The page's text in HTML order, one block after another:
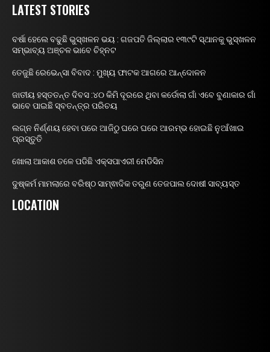
LATEST STORIES
ବର୍ଷା ହେଲେ ବଢୁଛି ଭୁସ୍ଖଳନ ଭୟ : ଗଜପତି ଜିଲ୍ଲାର ୧୩୯ଟି ସ୍ଥାନକୁ ଭୁସ୍ଖଳନ
ସମ୍ଭାବ୍ୟ ଅଞ୍ଚଳ ଭାବେ ଚିହ୍ନଟ
ତେଜୁଛି ରେଭେନ୍ସା ବିବାଦ : ମୁଖ୍ୟ ଫାଟକ ଆଗରେ ଆନ୍ଦୋଳନ
ଜାତୀୟ ହସ୍ତତନ୍ତ ଦିବସ :୪୦ କିମି ଦୂରରେ ଥିବା କର୍ଡୋଲା ଗାଁ ଏବେ ବୁଣାକାର ଗାଁ
ଭାବେ ପାଇଛି ସ୍ବତନ୍ତ୍ର ପରିଚୟ
ଲଗ୍ନ ନିର୍ଣ୍ଣୟ ହେବା ପରେ ଆଜିଠୁ ଘରେ ଘରେ ଆରମ୍ଭ ହୋଇଛି ନୁଆଁଖାଇ
ପ୍ରସ୍ତୁତି
ଖୋଲା ଆକାଶ ତଳେ ପଡିଛି ଏକ୍ସପାଏରୀ ମେଡିସିନ
ଦୁଷ୍କର୍ମ ମାମଲାରେ ବରିଷ୍ଠ ସାମ୍ଵାଦିକ ତରୁଣ ତେଜପାଲ ଦୋଷୀ ସାବ୍ୟସ୍ତ
LOCATION